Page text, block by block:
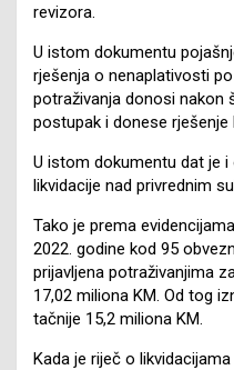
revizora.
U istom dokumentu
rješenja o nenaplativosti
potraživanja donosi nakon
postupak i donese
U istom dokumentu dat je
likvidacije nad privrednim
Tako je prema
2022. godine kod 95
prijavljena potraživanjima
17,02 miliona KM. Od tog
tačnije 15,2 miliona KM.
Kada je riječ o